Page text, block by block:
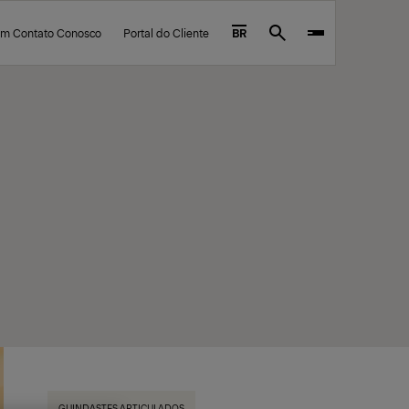
Contato Conosco Portal do Cliente BR Search